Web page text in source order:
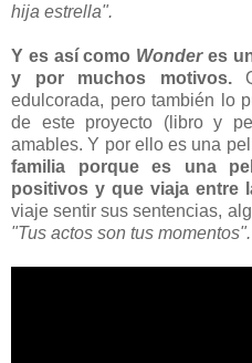
hija estrella".
Y es así como Wonderes
y por muchos motivos.
edulcorada, pero también lo
de este proyecto (libro y
amables. Y por ello es una
familia porque es una
positivos y que viaja entre
viaje sentir sus sentencias,
"Tus actos son tus momentos".